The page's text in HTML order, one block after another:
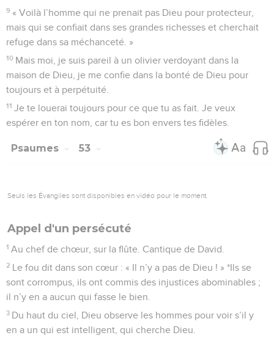
9 « Voilà l’homme qui ne prenait pas Dieu pour protecteur,
mais qui se confiait dans ses grandes richesses et cherchait
refuge dans sa méchanceté. »
10 Mais moi, je suis pareil à un olivier verdoyant dans la
maison de Dieu, je me confie dans la bonté de Dieu pour
toujours et à perpétuité.
11 Je te louerai toujours pour ce que tu as fait. Je veux
espérer en ton nom, car tu es bon envers tes fidèles.
Psaumes 53
Seuls les Évangiles sont disponibles en vidéo pour le moment.
Appel d'un persécuté
1 Au chef de chœur, sur la flûte. Cantique de David.
2 Le fou dit dans son cœur : « Il n’y a pas de Dieu ! » *Ils se
sont corrompus, ils ont commis des injustices abominables ;
il n’y en a aucun qui fasse le bien.
3 Du haut du ciel, Dieu observe les hommes pour voir s’il y
en a un qui est intelligent, qui cherche Dieu.